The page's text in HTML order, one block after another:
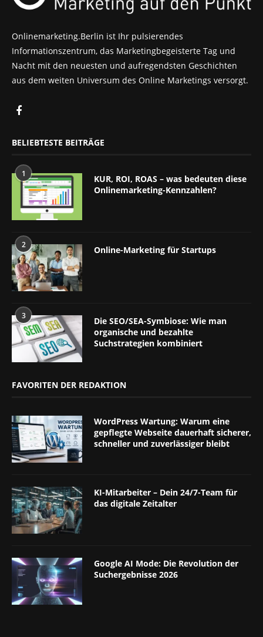
Onlinemarketing.Berlin ist Ihr pulsierendes
Informationszentrum, das Marketingbegeisterte Tag und
Nacht mit den neuesten und aufregendsten Geschichten
aus dem weiten Universum des Online Marketings versorgt.
BELIEBTESTE BEITRÄGE
1
KUR, ROI, ROAS – was bedeuten diese
Onlinemarketing-Kennzahlen?
2 Online-Marketing für Startups
3
Die SEO/SEA-Symbiose: Wie man
organische und bezahlte
Suchstrategien kombiniert
FAVORITEN DER REDAKTION
WordPress Wartung: Warum eine
gepflegte Webseite dauerhaft sicherer,
schneller und zuverlässiger bleibt
KI-Mitarbeiter – Dein 24/7-Team für
das digitale Zeitalter
Google AI Mode: Die Revolution der
Suchergebnisse 2026